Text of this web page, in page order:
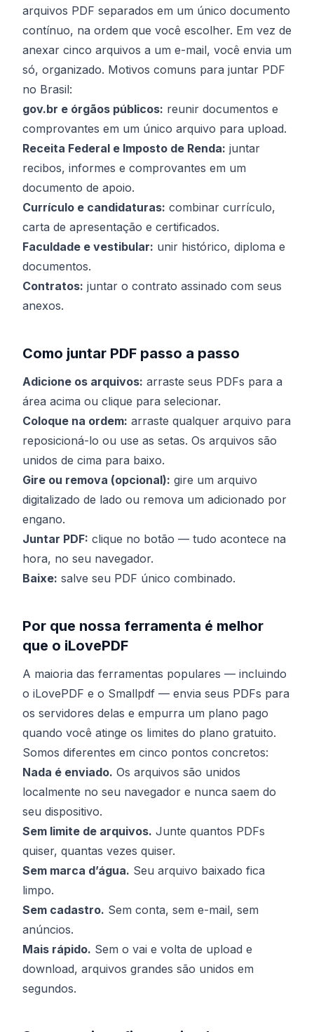
arquivos PDF separados em um único documento
contínuo, na ordem que você escolher. Em vez de
anexar cinco arquivos a um e-mail, você envia um
só, organizado. Motivos comuns para juntar PDF
no Brasil:
gov.br e órgãos públicos: reunir documentos e
comprovantes em um único arquivo para upload.
Receita Federal e Imposto de Renda: juntar
recibos, informes e comprovantes em um
documento de apoio.
Currículo e candidaturas: combinar currículo,
carta de apresentação e certificados.
Faculdade e vestibular: unir histórico, diploma e
documentos.
Contratos: juntar o contrato assinado com seus
anexos.
Como juntar PDF passo a passo
Adicione os arquivos: arraste seus PDFs para a
área acima ou clique para selecionar.
Coloque na ordem: arraste qualquer arquivo para
reposicioná-lo ou use as setas. Os arquivos são
unidos de cima para baixo.
Gire ou remova (opcional): gire um arquivo
digitalizado de lado ou remova um adicionado por
engano.
Juntar PDF: clique no botão — tudo acontece na
hora, no seu navegador.
Baixe: salve seu PDF único combinado.
Por que nossa ferramenta é melhor
que o iLovePDF
A maioria das ferramentas populares — incluindo
o iLovePDF e o Smallpdf — envia seus PDFs para
os servidores delas e empurra um plano pago
quando você atinge os limites do plano gratuito.
Somos diferentes em cinco pontos concretos:
Nada é enviado. Os arquivos são unidos
localmente no seu navegador e nunca saem do
seu dispositivo.
Sem limite de arquivos. Junte quantos PDFs
quiser, quantas vezes quiser.
Sem marca d’água. Seu arquivo baixado fica
limpo.
Sem cadastro. Sem conta, sem e-mail, sem
anúncios.
Mais rápido. Sem o vai e volta de upload e
download, arquivos grandes são unidos em
segundos.